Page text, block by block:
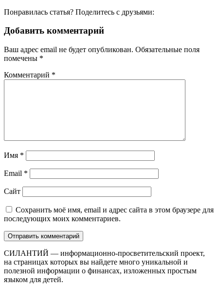
Понравилась статья? Поделитесь с друзьями:
Добавить комментарий
Ваш адрес email не будет опубликован. Обязательные поля
помечены *
Комментарий *
Имя *
Email *
Сайт
Сохранить моё имя, email и адрес сайта в этом браузере для
последующих моих комментариев.
СИЛАНТИЙ — информационно-просветительский проект,
на страницах которых вы найдете много уникальной и
полезной информации о финансах, изложенных простым
языком для детей.